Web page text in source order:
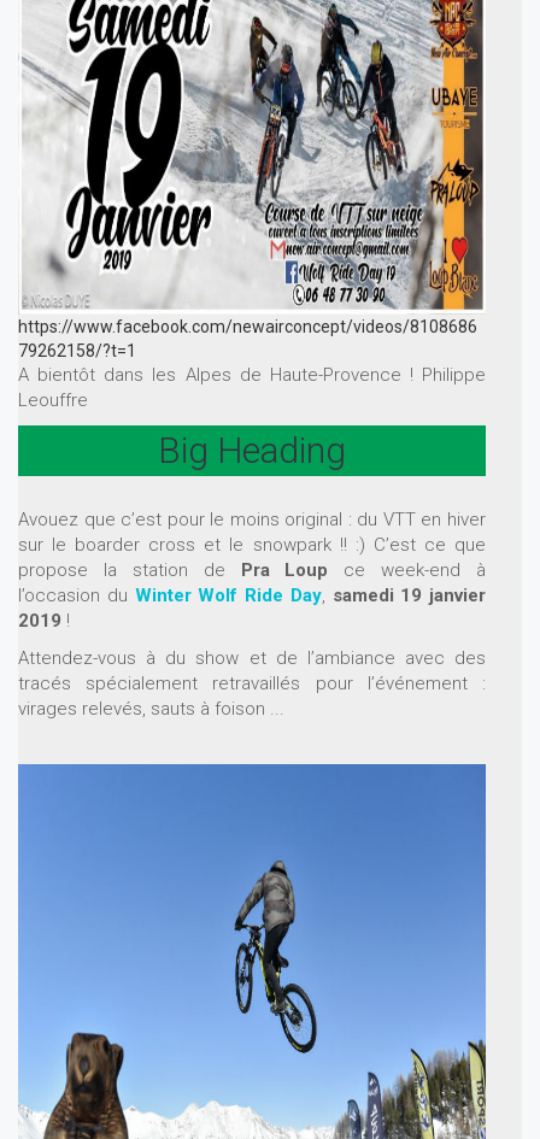
https://www.facebook.com/newairconcept/videos/8108686
79262158/?t=1
A bientôt dans les Alpes de Haute-Provence ! Philippe
Leouffre
Big Heading
Avouez que c’est pour le moins original : du VTT en hiver
sur le boarder cross et le snowpark !! :) C’est ce que
propose la station de Pra Loup ce week-end à
l’occasion du Winter Wolf Ride Day, samedi 19 janvier
2019 !
Attendez-vous à du show et de l’ambiance avec des
tracés spécialement retravaillés pour l’événement :
virages relevés, sauts à foison ...